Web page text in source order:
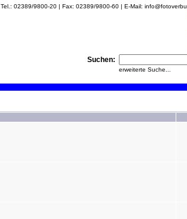
Tel.: 02389/9800-20 | Fax: 02389/9800-60 | E-Mail:
Suchen:
erweiterte Suche...